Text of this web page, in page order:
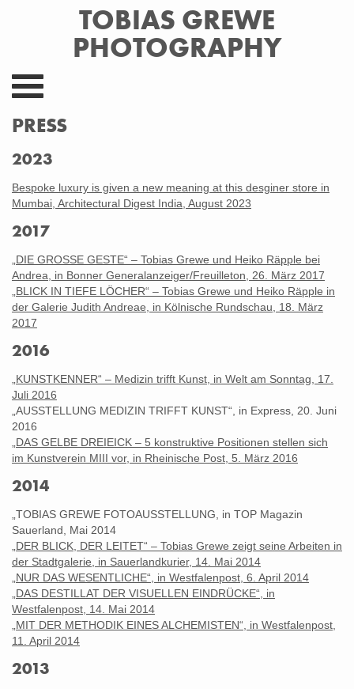
TOBIAS GREWE
PHOTOGRAPHY
A
k
i
i
r
e
d
a
s
M
e
n
ü
PRESS
2023
Bespoke luxury is given a new meaning at this desginer store in
Mumbai, Architectural Digest India, August 2023
2017
„DIE GROSSE GESTE“ – Tobias Grewe und Heiko Räpple bei
Andrea, in Bonner Generalanzeiger/Freuilleton, 26. März 2017
„BLICK IN TIEFE LÖCHER“ – Tobias Grewe und Heiko Räpple in
der Galerie Judith Andreae, in Kölnische Rundschau, 18. März
2017
2016
„KUNSTKENNER“ – Medizin trifft Kunst, in Welt am Sonntag, 17.
Juli 2016
„AUSSTELLUNG MEDIZIN TRIFFT KUNST“, in Express, 20. Juni
2016
„DAS GELBE DREIEICK – 5 konstruktive Positionen stellen sich
im Kunstverein MIII vor, in Rheinische Post, 5. März 2016
2014
„TOBIAS GREWE FOTOAUSSTELLUNG, in TOP Magazin
Sauerland, Mai 2014
„DER BLICK, DER LEITET“ – Tobias Grewe zeigt seine Arbeiten in
der Stadtgalerie, in Sauerlandkurier, 14. Mai 2014
„NUR DAS WESENTLICHE“, in Westfalenpost, 6. April 2014
„DAS DESTILLAT DER VISUELLEN EINDRÜCKE“, in
Westfalenpost, 14. Mai 2014
„MIT DER METHODIK EINES ALCHEMISTEN“, in Westfalenpost,
11. April 2014
2013